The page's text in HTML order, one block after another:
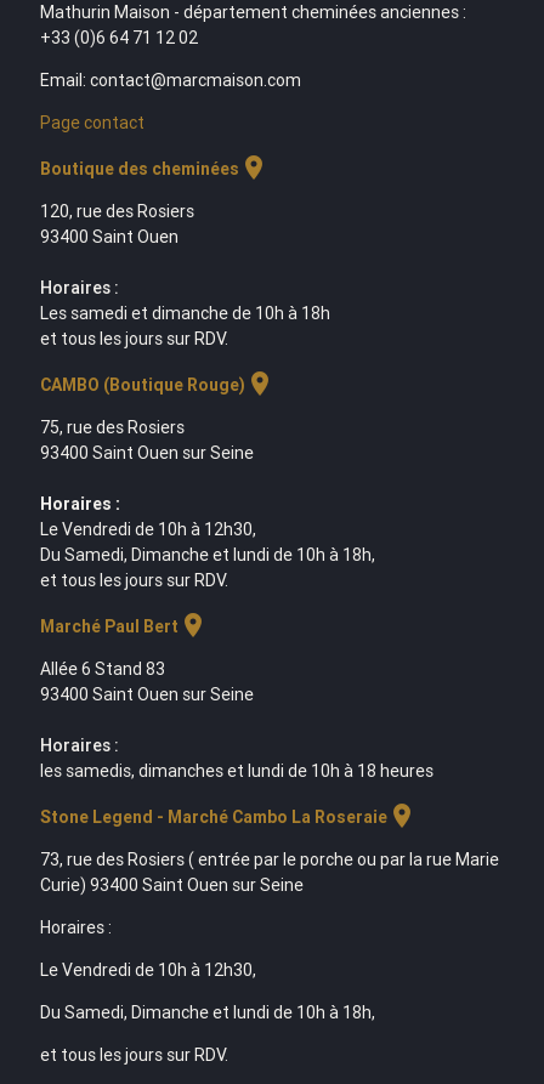
Mathurin Maison - département cheminées anciennes :
+33 (0)6 64 71 12 02
Email: contact@marcmaison.com
Page contact
Boutique des cheminées location_on
120, rue des Rosiers
93400 Saint Ouen
Horaires :
Les samedi et dimanche de 10h à 18h
et tous les jours sur RDV.
CAMBO (Boutique Rouge) location_on
75, rue des Rosiers
93400 Saint Ouen sur Seine
Horaires :
Le Vendredi de 10h à 12h30,
Du Samedi, Dimanche et lundi de 10h à 18h,
et tous les jours sur RDV.
Marché Paul Bert location_on
Allée 6 Stand 83
93400 Saint Ouen sur Seine
Horaires :
les samedis, dimanches et lundi de 10h à 18 heures
Stone Legend - Marché Cambo La Roseraielocation_on
73, rue des Rosiers ( entrée par le porche ou par la rue Marie
Curie) 93400 Saint Ouen sur Seine
Horaires :
Le Vendredi de 10h à 12h30,
Du Samedi, Dimanche et lundi de 10h à 18h,
et tous les jours sur RDV.